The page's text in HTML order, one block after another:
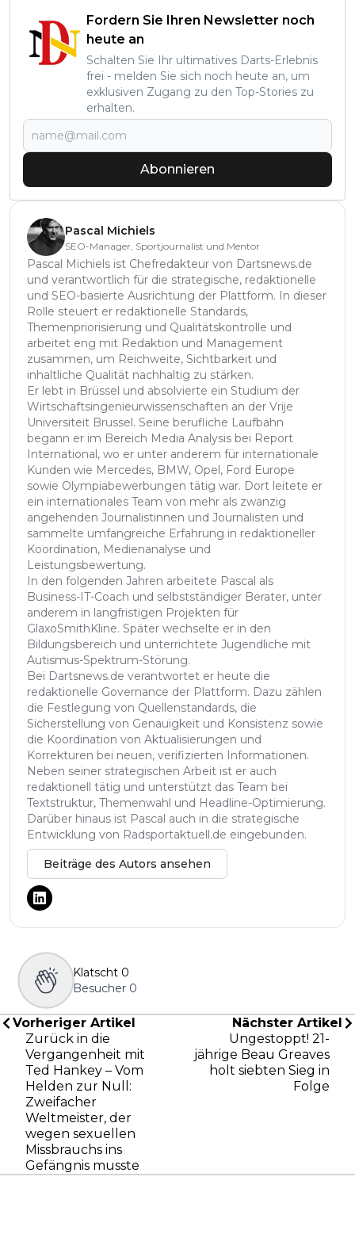
Fordern Sie Ihren Newsletter noch
heute an
Schalten Sie Ihr ultimatives Darts-Erlebnis
frei - melden Sie sich noch heute an, um
exklusiven Zugang zu den Top-Stories zu
erhalten.
Abonnieren
Pascal Michiels
SEO-Manager, Sportjournalist und Mentor
Pascal Michiels ist Chefredakteur von Dartsnews.de
und verantwortlich für die strategische, redaktionelle
und SEO-basierte Ausrichtung der Plattform. In dieser
Rolle steuert er redaktionelle Standards,
Themenpriorisierung und Qualitätskontrolle und
arbeitet eng mit Redaktion und Management
zusammen, um Reichweite, Sichtbarkeit und
inhaltliche Qualität nachhaltig zu stärken.
Er lebt in Brüssel und absolvierte ein Studium der
Wirtschaftsingenieurwissenschaften an der Vrije
Universiteit Brussel. Seine berufliche Laufbahn
begann er im Bereich Media Analysis bei Report
International, wo er unter anderem für internationale
Kunden wie Mercedes, BMW, Opel, Ford Europe
sowie Olympiabewerbungen tätig war. Dort leitete er
ein internationales Team von mehr als zwanzig
angehenden Journalistinnen und Journalisten und
sammelte umfangreiche Erfahrung in redaktioneller
Koordination, Medienanalyse und
Leistungsbewertung.
In den folgenden Jahren arbeitete Pascal als
Business-IT-Coach und selbstständiger Berater, unter
anderem in langfristigen Projekten für
GlaxoSmithKline. Später wechselte er in den
Bildungsbereich und unterrichtete Jugendliche mit
Autismus-Spektrum-Störung.
Bei Dartsnews.de verantwortet er heute die
redaktionelle Governance der Plattform. Dazu zählen
die Festlegung von Quellenstandards, die
Sicherstellung von Genauigkeit und Konsistenz sowie
die Koordination von Aktualisierungen und
Korrekturen bei neuen, verifizierten Informationen.
Neben seiner strategischen Arbeit ist er auch
redaktionell tätig und unterstützt das Team bei
Textstruktur, Themenwahl und Headline-Optimierung.
Darüber hinaus ist Pascal auch in die strategische
Entwicklung von Radsportaktuell.de eingebunden.
Beiträge des Autors ansehen
Klatscht 0
Besucher 0
Vorheriger Artikel
Zurück in die
Vergangenheit mit
Ted Hankey – Vom
Helden zur Null:
Zweifacher
Weltmeister, der
wegen sexuellen
Missbrauchs ins
Gefängnis musste
Nächster Artikel
Ungestoppt! 21-
jährige Beau Greaves
holt siebten Sieg in
Folge